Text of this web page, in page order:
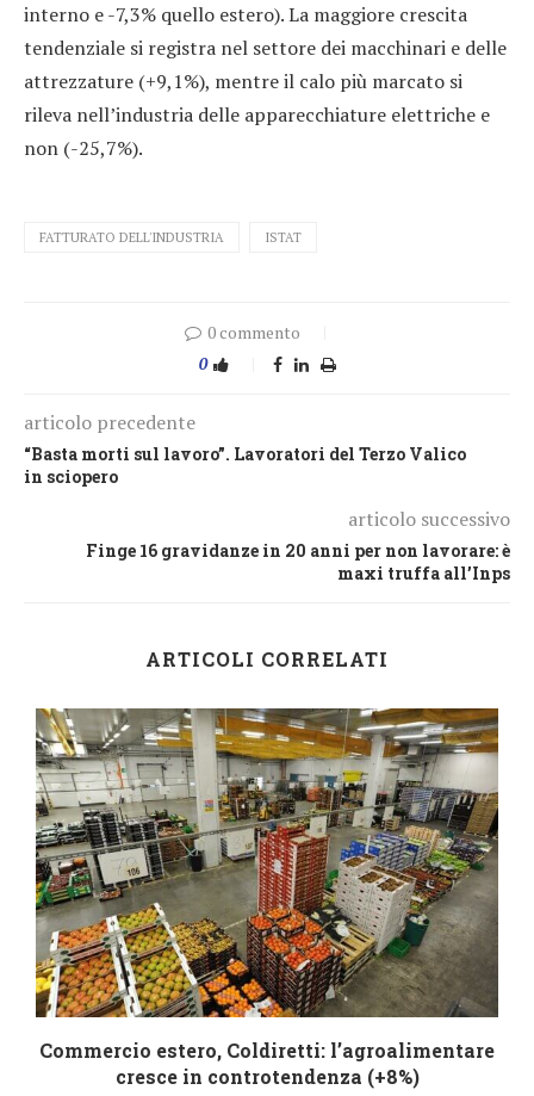
interno e -7,3% quello estero). La maggiore crescita
tendenziale si registra nel settore dei macchinari e delle
attrezzature (+9,1%), mentre il calo più marcato si
rileva nell’industria delle apparecchiature elettriche e
non (-25,7%).
FATTURATO DELL'INDUSTRIA ISTAT
0 commento
0
articolo precedente
“Basta morti sul lavoro”. Lavoratori del Terzo Valico
in sciopero
articolo successivo
Finge 16 gravidanze in 20 anni per non lavorare: è
maxi truffa all’Inps
ARTICOLI CORRELATI
Commercio estero, Coldiretti: l’agroalimentare
cresce in controtendenza (+8%)